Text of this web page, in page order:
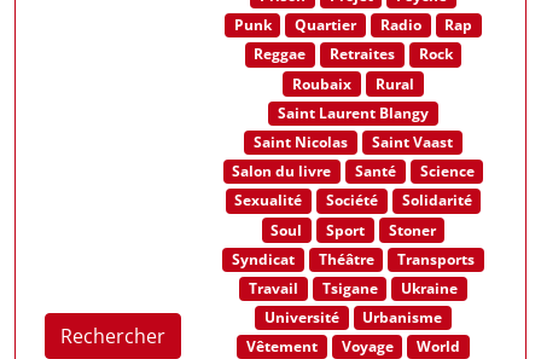
Rechercher
Punk
Quartier Radio
Rap
Reggae
Retraites
Rock
Roubaix
Rural
Saint Laurent Blangy
Saint Nicolas
Saint Vaast
Salon du livre
Santé
Science
Sexualité
Société
Solidarité
Soul
Sport
Stoner
Syndicat
Théâtre
Transports
Travail
Tsigane
Ukraine
Université
Urbanisme
Vêtement
Voyage World